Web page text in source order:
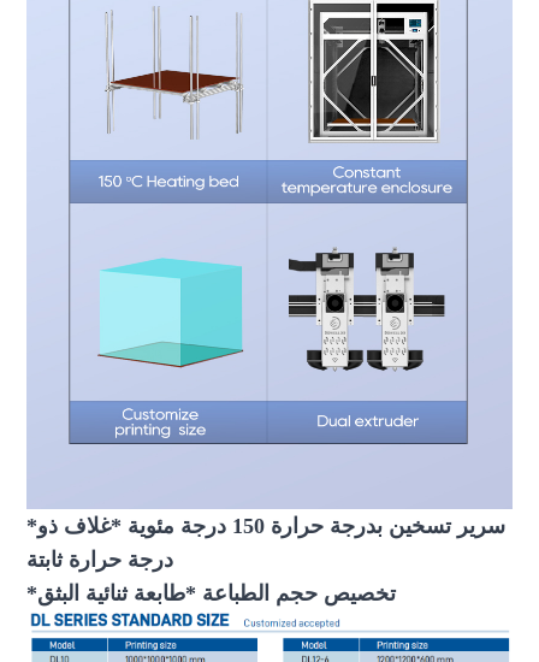
*سرير تسخين بدرجة حرارة 150 درجة مئوية *غلاف ذو
*تخصيص حجم الطباعة *طابعة ثنائية البثق